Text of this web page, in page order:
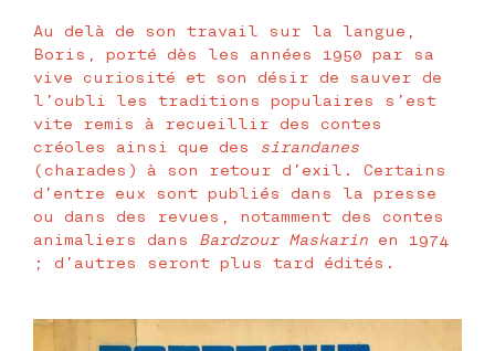
Au delà de son travail sur la langue,
Boris, porté dès les années 1950 par sa
vive curiosité et son désir de sauver de
l’oubli les traditions populaires s’est
vite remis à recueillir des contes
créoles ainsi que des
sirandanes
(charades) à son retour d’exil. Certains
d’entre eux sont publiés dans la presse
ou dans des revues, notamment des contes
animaliers dans Bardzour Maskarin en 1974
; d’autres seront plus tard édités.